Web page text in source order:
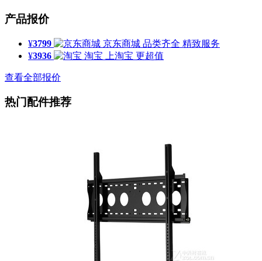
产品报价
¥3799 京东商城 品类齐全 精致服务
¥3936 淘宝 上淘宝 更超值
查看全部报价
热门配件推荐